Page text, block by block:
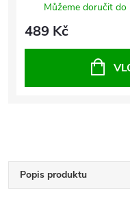
Můžeme doručit do
489 Kč
Popis produktu